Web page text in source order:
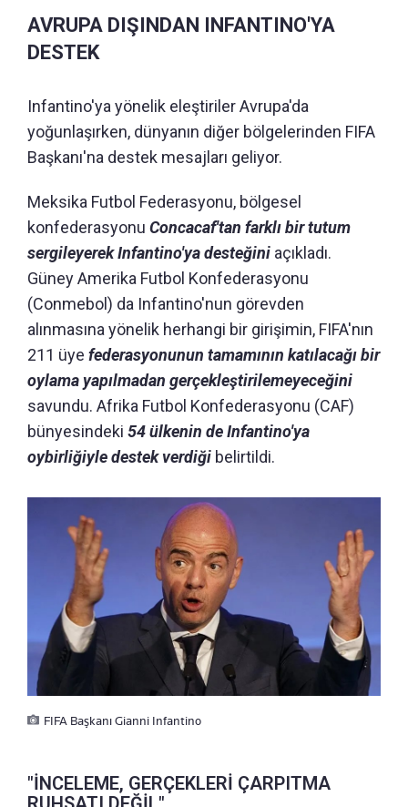
AVRUPA DIŞINDAN INFANTINO'YA
DESTEK
Infantino'ya yönelik eleştiriler Avrupa'da
yoğunlaşırken, dünyanın diğer bölgelerinden FIFA
Başkanı'na destek mesajları geliyor.
Meksika Futbol Federasyonu, bölgesel
konfederasyonu Concacaf'tan farklı bir tutum
sergileyerek Infantino'ya desteğini açıkladı.
Güney Amerika Futbol Konfederasyonu
(Conmebol) da Infantino'nun görevden
alınmasına yönelik herhangi bir girişimin, FIFA'nın
211 üye federasyonunun tamamının katılacağı bir
oylama yapılmadan gerçekleştirilemeyeceğini
savundu. Afrika Futbol Konfederasyonu (CAF)
bünyesindeki 54 ülkenin de Infantino'ya
oybirliğiyle destek verdiği belirtildi.
FIFA Başkanı Gianni Infantino
"İNCELEME, GERÇEKLERİ ÇARPITMA